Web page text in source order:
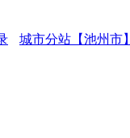
城市分站【池州市】